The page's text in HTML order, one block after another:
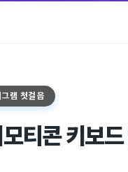
램 첫걸음
티콘 키보